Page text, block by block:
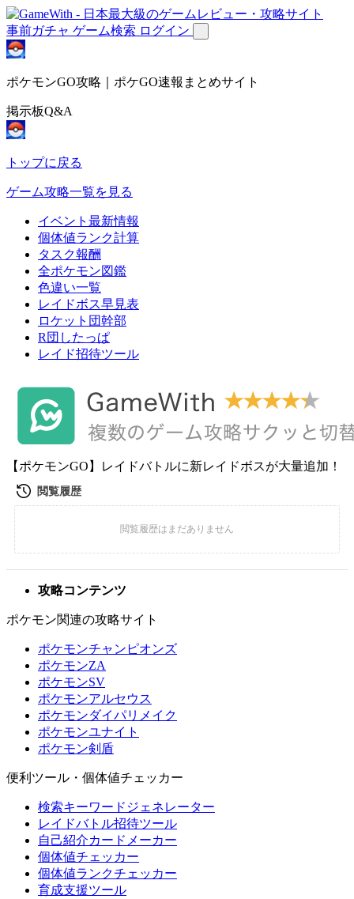
事前ガチャ ゲーム検索 ログイン
ポケモンGO攻略｜ポケGO速報まとめサイト
掲示板Q&A
トップに戻る
ゲーム攻略一覧を見る
イベント最新情報
個体値ランク計算
タスク報酬
全ポケモン図鑑
色違い一覧
レイドボス早見表
ロケット団幹部
R団したっぱ
レイド招待ツール
【ポケモンGO】レイドバトルに新レイドボスが大量追加！
攻略コンテンツ
ポケモン関連の攻略サイト
ポケモンチャンピオンズ
ポケモンZA
ポケモンSV
ポケモンアルセウス
ポケモンダイパリメイク
ポケモンユナイト
ポケモン剣盾
便利ツール・個体値チェッカー
検索キーワードジェネレーター
レイドバトル招待ツール
自己紹介カードメーカー
個体値チェッカー
個体値ランクチェッカー
育成支援ツール